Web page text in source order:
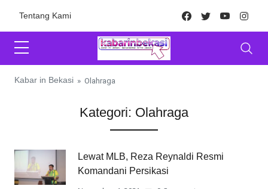
Tentang Kami Facebook
TwitterYoutube
Kabar in Bekasi » Olahraga
Kategori: Olahraga
Lewat MLB, Reza Reynaldi Resmi
Komandani Persikasi